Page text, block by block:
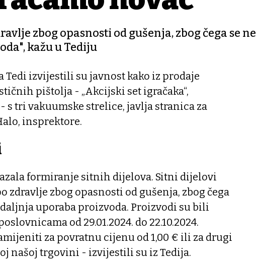
zbog opasnosti od gušenja, zbog čega se ne
kažu u Tediju
Tedi izvijestili su javnost kako iz prodaje
pištolja - „Akcijski set igračaka“,
s tri vakuumske strelice, javlja stranica za
insprektore.
formiranje sitnih dijelova. Sitni dijelovi
zdravlje zbog opasnosti od gušenja, zbog čega
uporaba proizvoda. Proizvodi su bili
od 29.01.2024. do 22.10.2024.
za povratnu cijenu od 1,00 € ili za drugi
našoj trgovini - izvijestili su iz Tedija.